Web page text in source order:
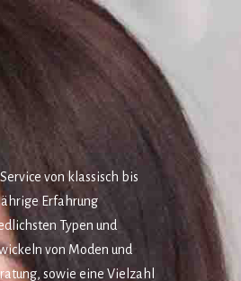
von klassisch bis
Erfahrung
Typen und
von Moden und
sowie eine Vielzahl